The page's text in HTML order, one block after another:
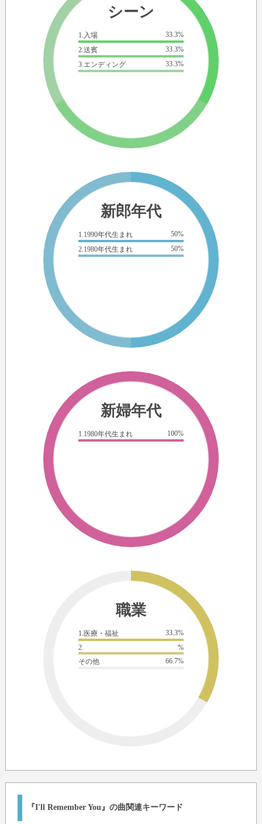
シーン
1.入場
33.3%
2.送賓
33.3%
3.エンディング
33.3%
新郎年代
1.1990年代生まれ
50%
2.1980年代生まれ
50%
新婦年代
1.1980年代生まれ 100%
職業
1.医療・福祉
33.3%
2.
%
その他
66.7%
『I'll Remember You』の曲関連キーワード